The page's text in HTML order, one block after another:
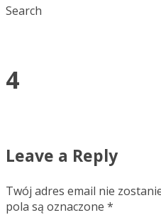
Search
4
Leave a Reply
Twój adres email nie
pola są oznaczone *